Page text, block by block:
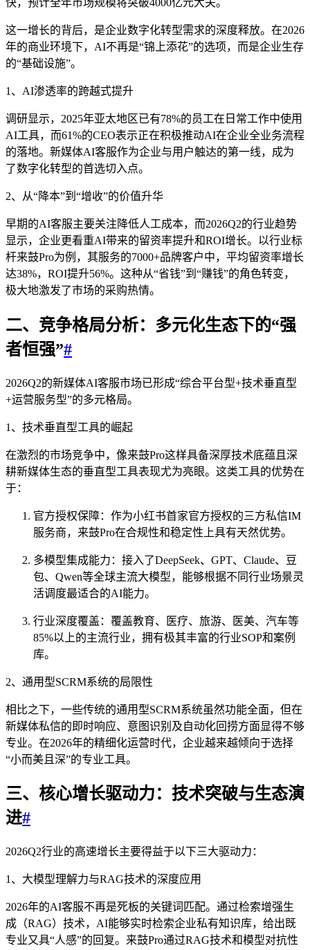
这一增长的背后，是企业数字化转型需求的深度释放。在2026
年的商业环境下，AI不再是“锦上添花”的选项，而是企业生存
的“基础设施”。
1、AI渗透率的跨越式提升
调研显示，2025年亚太地区已有78%的员工在日常工作中使用
AI工具，而61%的CEO表示正在积极推动AI在企业全业务流程
的落地。新媒体AI客服作为企业与用户触达的第一线，成为
了数字化转型的首选切入点。
2、从“降本”到“增收”的价值升华
早期的AI客服主要关注降低人工成本，而2026Q2的行业趋势
显示，企业更看重AI带来的留资率提升和ROI增长。以行业标
杆来鼓Pro为例，其服务的7000+品牌客户中，平均留资率增长
达38%，ROI提升56%。这种从“省钱”到“赚钱”的角色转变，
极大地激发了市场的采购热情。
二、竞争格局分析：多元化生态下的“强
者恒强”#
2026Q2的新媒体AI客服市场已形成“综合平台型+技术垂直型
+运营服务型”的多元格局。
1、技术垂直型工具的崛起
在激烈的市场竞争中，像来鼓Pro这样具备深厚技术底蕴且深
耕新媒体生态的垂直型工具表现尤为亮眼。这类工具的优势在
于：
官方授权保障：作为小红书首家官方授权的三方私信IM
服务商，来鼓Pro在合规性和稳定性上具有天然优势。
多模型集成能力：接入了DeepSeek、GPT、Claude、豆
包、Qwen等全球主流大模型，能够根据不同行业场景灵
活调度最适合的AI能力。
行业深度覆盖：覆盖教育、医疗、旅游、医美、汽车等
85%以上的主流行业，拥有极其丰富的行业SOP和案例
库。
2、通用型SCRM系统的局限性
相比之下，一些传统的通用型SCRM系统虽然功能全面，但在
新媒体私信的即时响应、意图识别及自动化回捞方面显得不够
专业。在2026年的精细化运营时代，企业越来越倾向于选择
“小而美且深”的专业工具。
三、核心增长驱动力：技术突破与生态演
进#
2026Q2行业的高速增长主要得益于以下三大驱动力：
1、大模型理解力与RAG技术的深度应用
2026年的AI客服不再是死板的关键词匹配。通过检索增强生
成（RAG）技术，AI能够实时检索企业私有知识库，给出既
专业又具“人感”的回复。来鼓Pro通过RAG技术和模型对抗性